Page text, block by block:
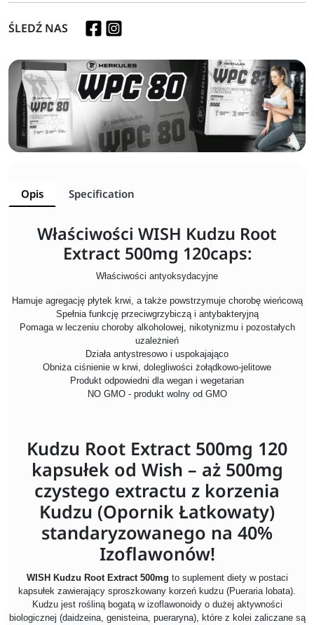
ŚLEDŹ NAS
Opis Specification
Właściwości WISH Kudzu Root
Extract 500mg 120caps:
Właściwości antyoksydacyjne
Hamuje agregację płytek krwi, a także powstrzymuje chorobę wieńcową
Spełnia funkcję przeciwgrzybiczą i antybakteryjną
Pomaga w leczeniu choroby alkoholowej, nikotynizmu i pozostałych
uzależnień
Działa antystresowo i uspokajająco
Obniża ciśnienie w krwi, dolegliwości żołądkowo-jelitowe
Produkt odpowiedni dla wegan i wegetarian
NO GMO - produkt wolny od GMO
Kudzu Root Extract 500mg 120
kapsułek od Wish – aż 500mg
czystego extractu z korzenia
Kudzu (Opornik Łatkowaty)
standaryzowanego na 40%
Izoflawonów!
WISH Kudzu Root Extract 500mg to suplement diety w postaci
kapsułek zawierający sproszkowany korzeń kudzu (Pueraria lobata).
Kudzu jest rośliną bogatą w izoflawonoidy o dużej aktywności
biologicznej (daidzeina, genisteina, pueraryna), które z kolei zaliczane są